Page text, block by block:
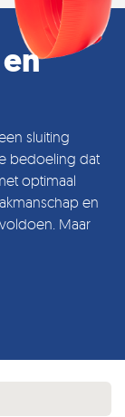
sluiting
bedoeling dat
optimaal
en
Maar